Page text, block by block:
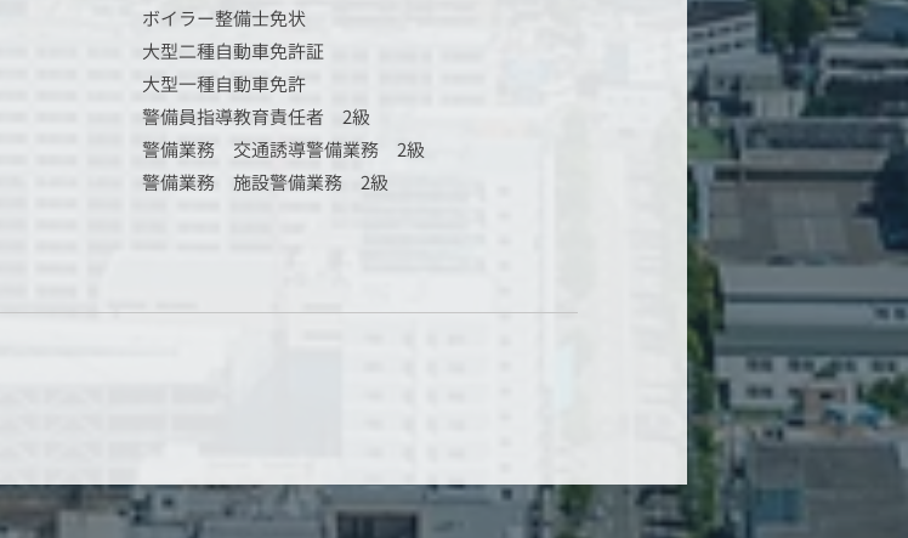
ボイラー整備士免状
大型二種自動車免許証
大型一種自動車免許
警備員指導教育責任者 2級
警備業務 交通誘導警備業務 2級
警備業務 施設警備業務 2級